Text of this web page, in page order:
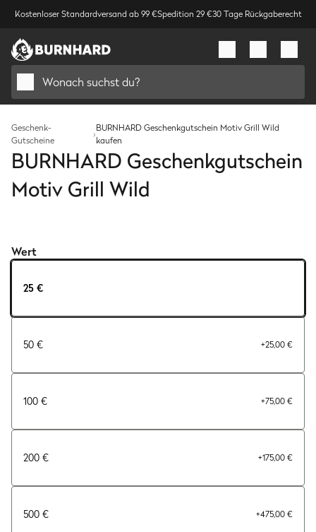
Kostenloser Standardversand ab 99 €Spedition 29 €30 Tage Rückgaberecht
Wonach suchst du?
Geschenk-
Gutscheine
›
BURNHARD Geschenkgutschein Motiv Grill Wild
kaufen
BURNHARD Geschenkgutschein
Motiv Grill Wild
Wert
25 €
50 € +25,00 €
100 € +75,00 €
200 € +175,00 €
500 € +475,00 €